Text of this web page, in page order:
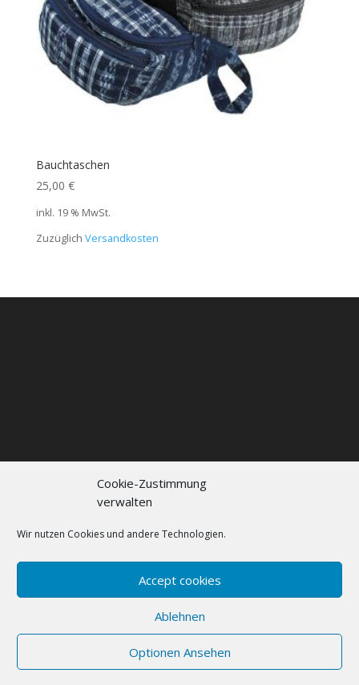
Cookie-Zustimmung
verwalten
Wir nutzen Cookies und andere Technologien.
Accept cookies
Ablehnen
Optionen Ansehen
Bauchtaschen
25,00 €
inkl. 19 % MwSt.
Zuzüglich Versandkosten
Kontakt
Elegant Themes
WordPress